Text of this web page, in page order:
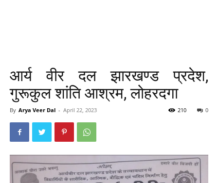
आर्य वीर दल झारखण्ड प्रदेश,
गुरूकुल शांति आश्रम, लोहरदगा
By Arya Veer Dal - April 22, 2023 0
210